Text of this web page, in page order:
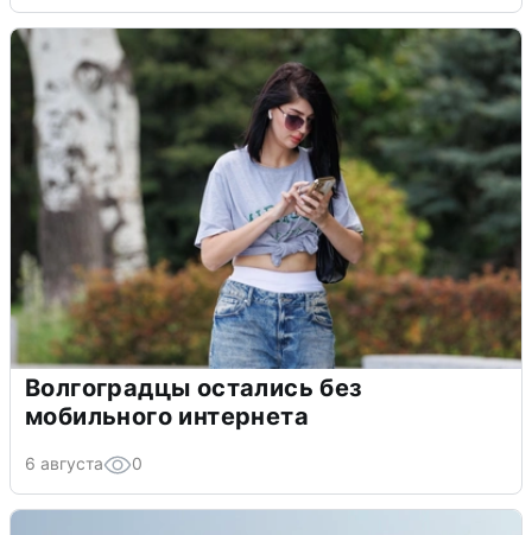
Волгоградцы остались без
мобильного интернета
6 августа 0